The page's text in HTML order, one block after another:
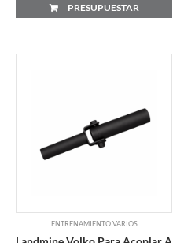
PRESUPUESTAR
ENTRENAMIENTO VARIOS